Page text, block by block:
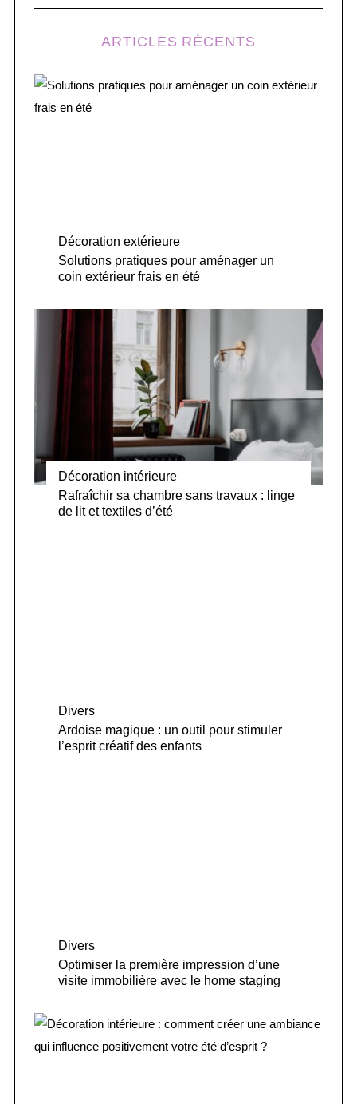
ARTICLES RÉCENTS
Décoration extérieure
Solutions pratiques pour aménager un
coin extérieur frais en été
Décoration intérieure
Rafraîchir sa chambre sans travaux : linge
de lit et textiles d’été
Divers
Ardoise magique : un outil pour stimuler
l’esprit créatif des enfants
Divers
Optimiser la première impression d’une
visite immobilière avec le home staging